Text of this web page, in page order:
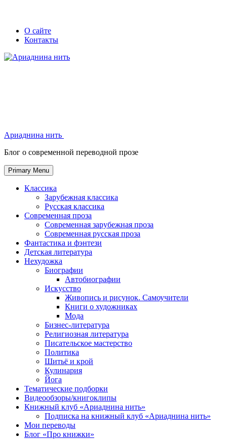
Skip
Secondary
left
navigation
Secondary
right
navigation
О сайте
Контакты
Ариаднина нить
Блог о современной переводной прозе
Primary Menu
Классика
Зарубежная классика
Русская классика
Современная проза
Современная зарубежная проза
Современная русская проза
Фантастика и фэнтези
Детская литература
Нехудожка
Биографии
Автобиографии
Искусство
Живопись и рисунок. Самоучители
Книги о художниках
Мода
Бизнес-литература
Религиозная литература
Писательское мастерство
Политика
Шитьё и крой
Кулинария
Йога
Тематические подборки
Видеообзоры/книгоклипы
Книжный клуб «Ариаднина нить»
Подписка на книжный клуб «Ариаднина нить»
Мои переводы
Блог «Про книжки»